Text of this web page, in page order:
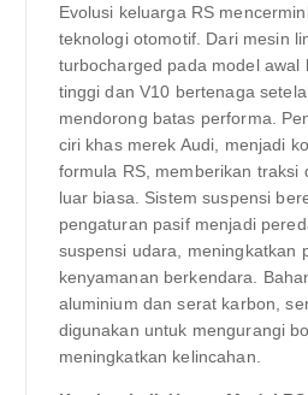
Evolusi keluarga RS
teknologi otomotif. Dari mesin
turbocharged pada model awal
tinggi dan V10 bertenaga
mendorong batas performa.
ciri khas merek Audi, menjadi
formula RS, memberikan traksi
luar biasa. Sistem suspensi
pengaturan pasif menjadi
suspensi udara, meningkatkan
kenyamanan berkendara.
aluminium dan serat karbon,
digunakan untuk mengurangi
meningkatkan kelincahan.